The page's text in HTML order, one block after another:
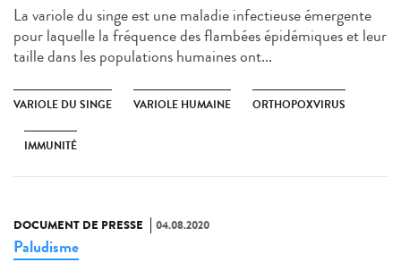
La variole du singe est une maladie infectieuse émergente
pour laquelle la fréquence des flambées épidémiques et leur
taille dans les populations humaines ont...
VARIOLE DU SINGE VARIOLE HUMAINE ORTHOPOXVIRUS
IMMUNITÉ
DOCUMENT DE PRESSE 04.08.2020
Paludisme